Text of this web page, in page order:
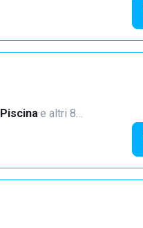
Piscina·e altri 8…